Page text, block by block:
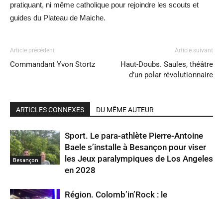
pratiquant, ni même catholique pour rejoindre les scouts et
guides du Plateau de Maiche.
Article précédent
Commandant Yvon Stortz
Article suivant
Haut-Doubs. Saules, théâtre
d’un polar révolutionnaire
ARTICLES CONNEXES DU MÊME AUTEUR
Besançon
Sport. Le para-athlète Pierre-Antoine
Baele s’installe à Besançon pour viser
les Jeux paralympiques de Los Angeles
en 2028
Région. Colomb’in’Rock : le